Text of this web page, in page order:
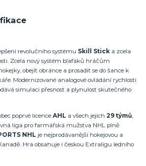
revolučního systému Skill Stick a zcela
Zcela nový systém blafáků hráčům
obejít obránce a prosadit se do šance k
Modernizované analogové ovládání rychlosti
simulaci přesnost a plynulost skutečného
poprvé licence AHL a všech jejích 29 týmů
liga pro farmářská mužstva NHL plně
NHL je nejprodávanější hokejovou a
Hra obsahuje i českou Extraligu ledního